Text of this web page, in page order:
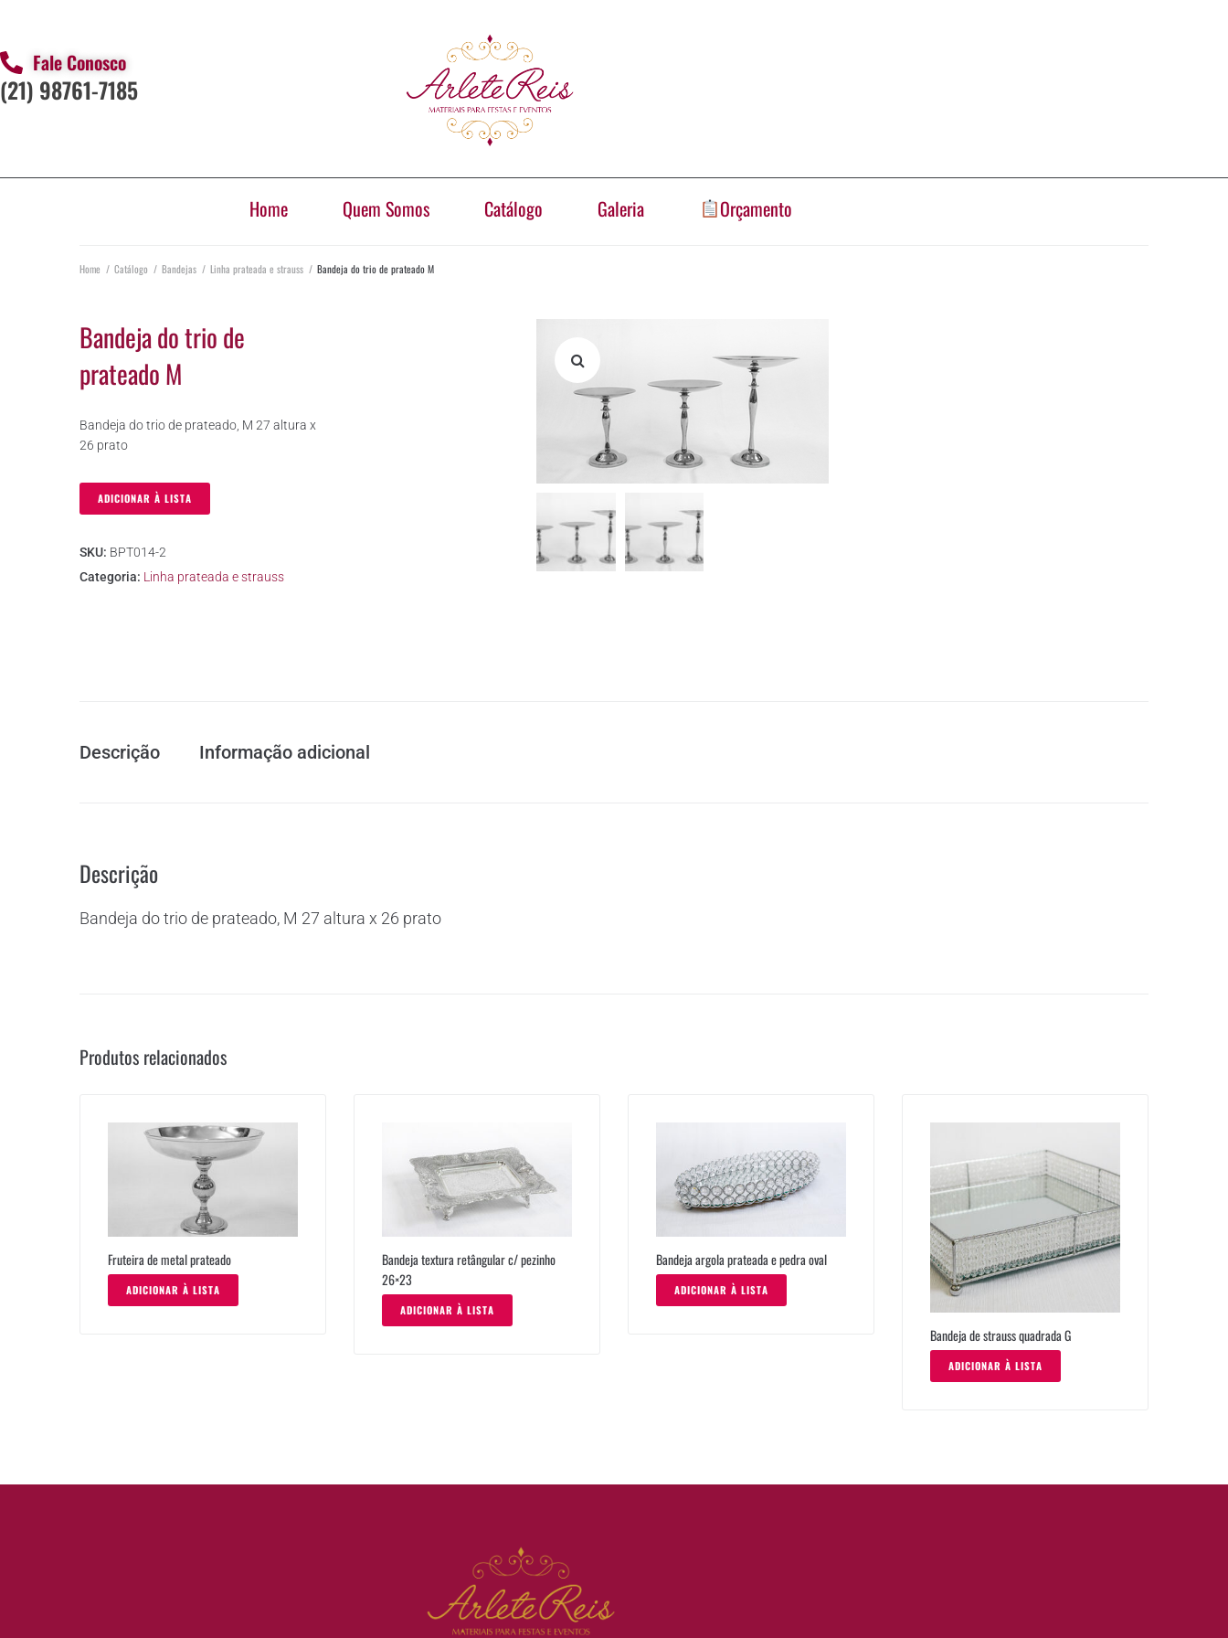
Fale Conosco
(21) 98761-7185
Home Quem Somos Catálogo Galeria Orçamento
Home / Catálogo / Bandejas / Linha prateada e strauss / Bandeja do trio de prateado M
Bandeja do trio de
prateado M
Bandeja do trio de prateado, M 27 altura x
26 prato
ADICIONAR À LISTA
SKU: BPT014-2
Categoria: Linha prateada e strauss
Descrição Informação adicional
Descrição
Bandeja do trio de prateado, M 27 altura x 26 prato
Produtos relacionados
Fruteira de metal prateado
ADICIONAR À LISTA
Bandeja textura retângular c/ pezinho
26×23
ADICIONAR À LISTA
Bandeja argola prateada e pedra oval
ADICIONAR À LISTA
Bandeja de strauss quadrada G
ADICIONAR À LISTA